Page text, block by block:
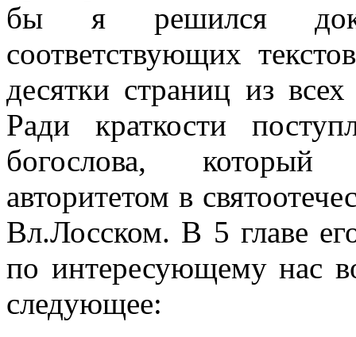
бы я решился
соответствующих
десятки страниц из
Ради краткости
богослова, который
авторитетом в
Вл.Лосском. В 5 главе
по интересующему нас
следующее: